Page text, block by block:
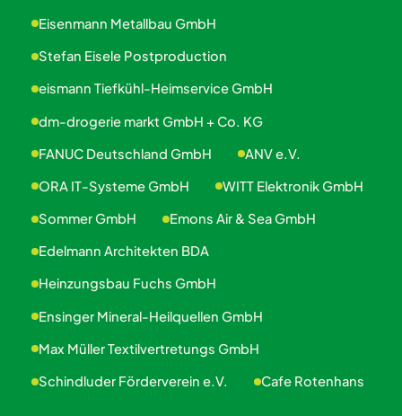
Eisenmann Metallbau GmbH
Stefan Eisele Postproduction
eismann Tiefkühl-Heimservice GmbH
dm-drogerie markt GmbH + Co. KG
FANUC Deutschland GmbH ANV e.V.
ORA IT-Systeme GmbH WITT Elektronik GmbH
Sommer GmbH Emons Air & Sea GmbH
Edelmann Architekten BDA
Heinzungsbau Fuchs GmbH
Ensinger Mineral-Heilquellen GmbH
Max Müller Textilvertretungs GmbH
Schindluder Förderverein e.V. Cafe Rotenhans